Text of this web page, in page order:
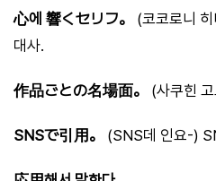
心에 響くセリフ。
(코코로니
대사.
作品ごとの名場面。 (사쿠힌
SNSで引用。 (SNS데 인요-)